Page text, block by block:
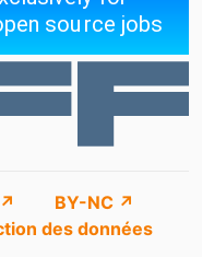
BY-NC ↗
des données